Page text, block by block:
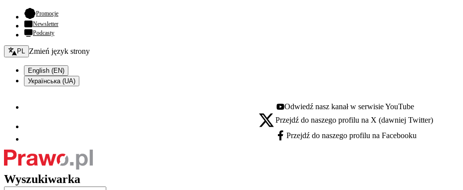
Promocje- otwiera się w nowej karcie
Newsletter
Podcasty
Zmień język - bieżący:
PL Zmień język strony
English (EN)
Українська (UA)
Youtube - otwiera się w nowej karcie
Odwiedź nasz kanał w serwisie YouTube
X - otwiera się w nowej karcie
Przejdź do naszego profilu na X (dawniej Twitter)
Facebook - otwiera się w nowej karcie
Przejdź do naszego profilu na Facebooku
Wyszukiwarka